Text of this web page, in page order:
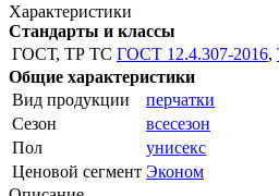
Характеристики
Стандарты и классы
ГОСТ, ТР ТС ГОСТ 12.4.307-2016,
Общие характеристики
Вид продукции
перчатки
Сезон
всесезон
Пол
унисекс
Ценовой сегмент Эконом